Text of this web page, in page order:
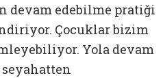
devam edebilme pratiği
Çocuklar bizim
Yola devam